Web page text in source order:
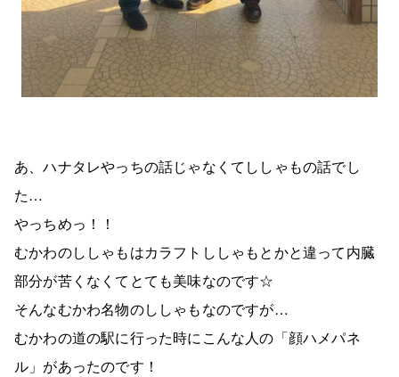
あ、ハナタレやっちの話じゃなくてししゃもの話でし
た…
やっちめっ！！
むかわのししゃもはカラフトししゃもとかと違って内臓
部分が苦くなくてとても美味なのです☆
そんなむかわ名物のししゃもなのですが…
むかわの道の駅に行った時にこんな人の「顔ハメパネ
ル」があったのです！